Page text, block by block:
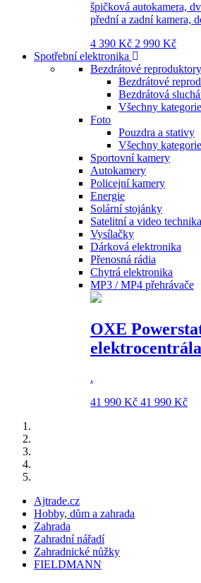
špičková autokamera,
přední a zadní kamera,
4 390 Kč 2 990 Kč
Spotřební elektronika
Bezdrátové
Bezdrátové
Bezdrátová
Všechny kategorie
Foto
Pouzdra a stativy
Všechny kategorie
Sportovní kamery
Autokamery
Policejní kamery
Energie
Solární stojánky
Satelitní a video technika
Vysílačky
Dárková elektronika
Přenosná rádia
Chytrá elektronika
MP3 / MP4 přehrávače
OXE
elektrocentrála
.
41 990 Kč 41 990 Kč
Ajtrade.cz
Hobby, dům a zahrada
Zahrada
Zahradní nářadí
Zahradnické nůžky
FIELDMANN